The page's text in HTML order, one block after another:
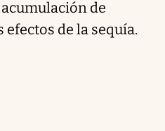
de
de la sequía.